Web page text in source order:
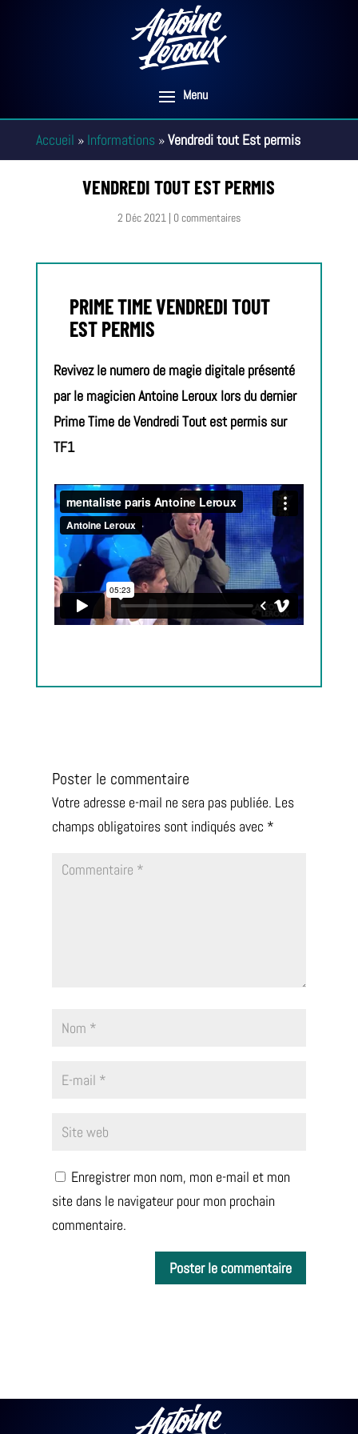
Accueil » Informations »Vendredi tout Est permis
VENDREDI TOUT EST PERMIS
2 Déc 2021| 0 commentaires
PRIME TIME VENDREDI TOUT
EST PERMIS
Revivez le numero de magie digitale présenté
par le magicien Antoine Leroux lors du dernier
Prime Time de Vendredi Tout est permis sur
TF1
Poster le commentaire
Votre adresse e-mail ne sera pas publiée. Les
champs obligatoires sont indiqués avec *
Enregistrer mon nom, mon e-mail et mon
site dans le navigateur pour mon prochain
commentaire.